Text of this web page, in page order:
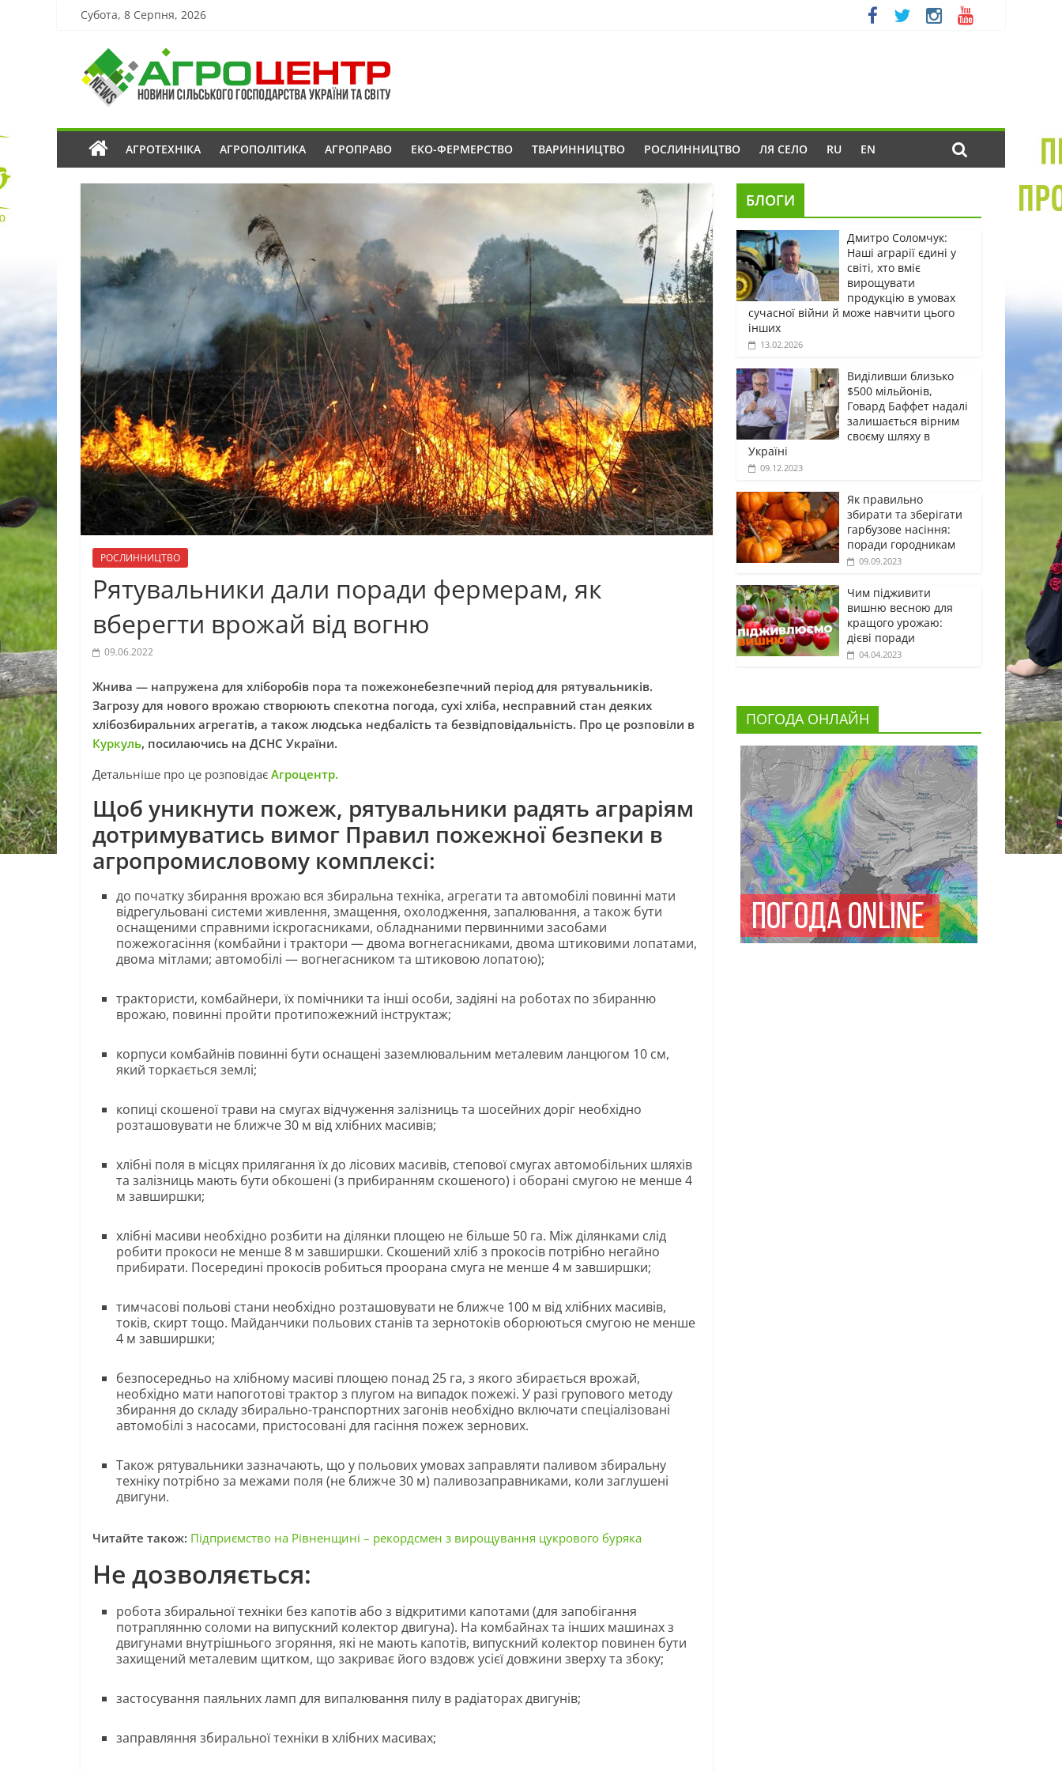
Субота, 8 Серпня, 2026
АГРОТЕХНІКА АГРОПОЛІТИКА АГРОПРАВО ЕКО-ФЕРМЕРСТВО ТВАРИННИЦТВО РОСЛИННИЦТВО ЛЯ СЕЛО RU EN
РОСЛИННИЦТВО
Рятувальники дали поради фермерам, як
вберегти врожай від вогню
09.06.2022
Жнива — напружена для хліборобів пора та пожежонебезпечний період для рятувальників.
Загрозу для нового врожаю створюють спекотна погода, сухі хліба, несправний стан деяких
хлібозбиральних агрегатів, а також людська недбалість та безвідповідальність. Про це розповіли в
Куркуль, посилаючись на ДСНС України.
Детальніше про це розповідає Агроцентр.
Щоб уникнути пожеж, рятувальники радять аграріям
дотримуватись вимог Правил пожежної безпеки в
агропромисловому комплексі:
до початку збирання врожаю вся збиральна техніка, агрегати та автомобілі повинні мати
відрегульовані системи живлення, змащення, охолодження, запалювання, а також бути
оснащеними справними іскрогасниками, обладнаними первинними засобами
пожежогасіння (комбайни і трактори — двома вогнегасниками, двома штиковими лопатами,
двома мітлами; автомобілі — вогнегасником та штиковою лопатою);
трактористи, комбайнери, їх помічники та інші особи, задіяні на роботах по збиранню
врожаю, повинні пройти протипожежний інструктаж;
корпуси комбайнів повинні бути оснащені заземлювальним металевим ланцюгом 10 см,
який торкається землі;
копиці скошеної трави на смугах відчуження залізниць та шосейних доріг необхідно
розташовувати не ближче 30 м від хлібних масивів;
хлібні поля в місцях прилягання їх до лісових масивів, степової смугах автомобільних шляхів
та залізниць мають бути обкошені (з прибиранням скошеного) і оборані смугою не менше 4
м завширшки;
хлібні масиви необхідно розбити на ділянки площею не більше 50 га. Між ділянками слід
робити прокоси не менше 8 м завширшки. Скошений хліб з прокосів потрібно негайно
прибирати. Посередині прокосів робиться проорана смуга не менше 4 м завширшки;
тимчасові польові стани необхідно розташовувати не ближче 100 м від хлібних масивів,
токів, скирт тощо. Майданчики польових станів та зернотоків оборюються смугою не менше
4 м завширшки;
безпосередньо на хлібному масиві площею понад 25 га, з якого збирається врожай,
необхідно мати напоготові трактор з плугом на випадок пожежі. У разі групового методу
збирання до складу збирально-транспортних загонів необхідно включати спеціалізовані
автомобілі з насосами, пристосовані для гасіння пожеж зернових.
Також рятувальники зазначають, що у польових умовах заправляти паливом збиральну
техніку потрібно за межами поля (не ближче 30 м) паливозаправниками, коли заглушені
двигуни.
Читайте також: Підприємство на Рівненщині – рекордсмен з вирощування цукрового буряка
Не дозволяється:
робота збиральної техніки без капотів або з відкритими капотами (для запобігання
потраплянню соломи на випускний колектор двигуна). На комбайнах та інших машинах з
двигунами внутрішнього згоряння, які не мають капотів, випускний колектор повинен бути
захищений металевим щитком, що закриває його вздовж усієї довжини зверху та збоку;
застосування паяльних ламп для випалювання пилу в радіаторах двигунів;
заправляння збиральної техніки в хлібних масивах;
БЛОГИ
Дмитро Соломчук:
Наші аграрії єдині у
світі, хто вміє
вирощувати
продукцію в умовах
сучасної війни й може навчити цього
інших
13.02.2026
Виділивши близько
$500 мільйонів,
Говард Баффет надалі
залишається вірним
своєму шляху в
Україні
09.12.2023
Як правильно
збирати та зберігати
гарбузове насіння:
поради городникам
09.09.2023
Чим підживити
вишню весною для
кращого урожаю:
дієві поради
04.04.2023
ПОГОДА ОНЛАЙН